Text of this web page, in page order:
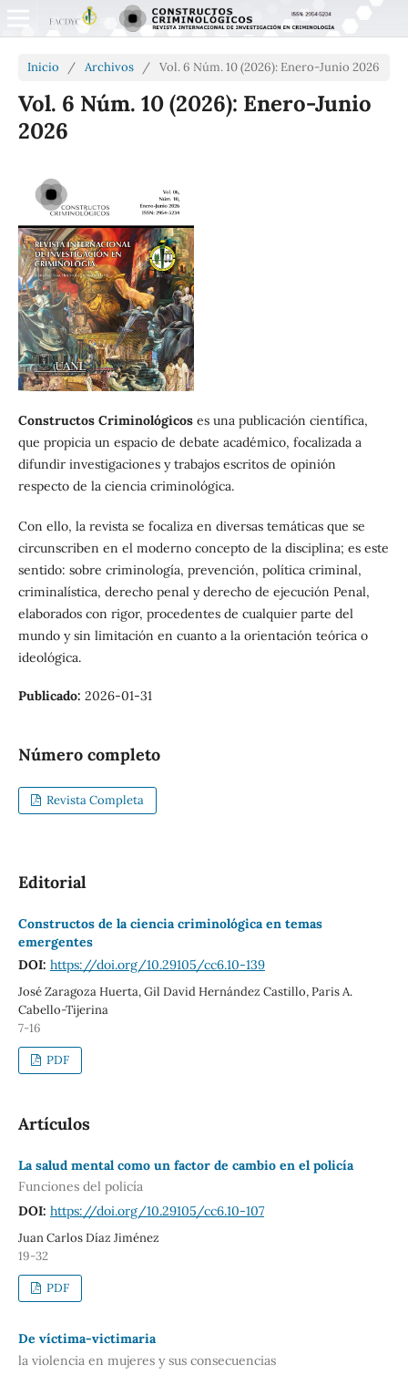
Inicio / Archivos / Vol. 6 Núm. 10 (2026): Enero-Junio 2026
Vol. 6 Núm. 10 (2026): Enero-Junio
2026
Constructos Criminológicos es una publicación científica,
que propicia un espacio de debate académico, focalizada a
difundir investigaciones y trabajos escritos de opinión
respecto de la ciencia criminológica.
Con ello, la revista se focaliza en diversas temáticas que se
circunscriben en el moderno concepto de la disciplina; es este
sentido: sobre criminología, prevención, política criminal,
criminalística, derecho penal y derecho de ejecución Penal,
elaborados con rigor, procedentes de cualquier parte del
mundo y sin limitación en cuanto a la orientación teórica o
ideológica.
Publicado: 2026-01-31
Número completo
Revista Completa
Editorial
Constructos de la ciencia criminológica en temas
emergentes
DOI: https://doi.org/10.29105/cc6.10-139
José Zaragoza Huerta, Gil David Hernández Castillo, Paris A.
Cabello-Tijerina
7-16
PDF
Artículos
La salud mental como un factor de cambio en el policía
Funciones del policía
DOI: https://doi.org/10.29105/cc6.10-107
Juan Carlos Díaz Jiménez
19-32
PDF
De víctima-victimaria
la violencia en mujeres y sus consecuencias